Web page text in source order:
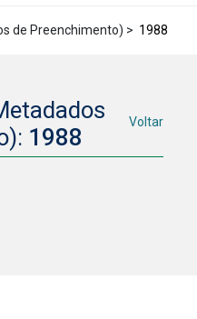
de Preenchimento) > 1988
1988
Voltar